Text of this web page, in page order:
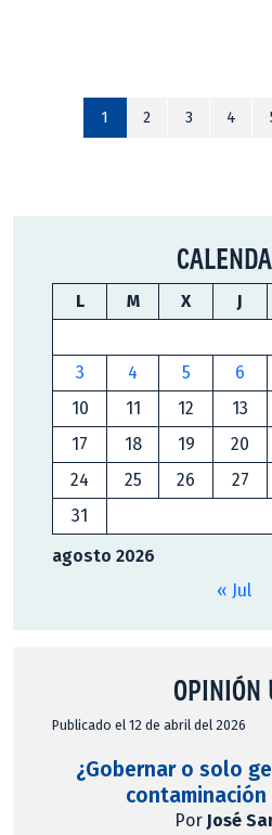
1 2 3 4
agosto 2026
L M X J
3
4 5 6
10
11 12 13
17
18 19 20
24
25 26 27
31
« Jul
OPINIÓN
Publicado el 12 de abril del 2026
¿Gobernar o solo
contaminación
Por José